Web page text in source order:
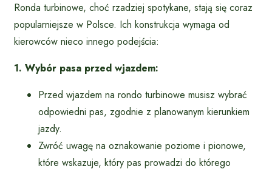
Ronda turbinowe, choć rzadziej spotykane, stają się coraz
popularniejsze w Polsce. Ich konstrukcja wymaga od
kierowców nieco innego podejścia:
1. Wybór pasa przed wjazdem:
Przed wjazdem na rondo turbinowe musisz wybrać
odpowiedni pas, zgodnie z planowanym kierunkiem
jazdy.
Zwróć uwagę na oznakowanie poziome i pionowe,
które wskazuje, który pas prowadzi do którego